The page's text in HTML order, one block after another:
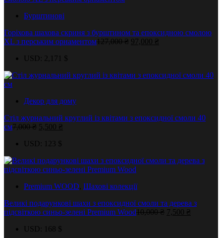
на
Бурштинові
Горіхова шахова скриня з бурштином та епоксидною смолою
XL з перським орнаментом127,000₴ Оригінальна
97,000 ₴
USD: 2,171 $
Декор для дому
Стіл журнальний круглий із квітами з епоксидної смоли 40
см7,000₴ Оригінальна
7,000 ₴.
5,500 ₴
USD: 123 $
Premium WOOD Шахові колекції
Великі подарункові шахи з епоксидної смоли та дерева з
підсвіткою синьо-зелені Premium Wood10,000₴ Оригінальна
7,500 ₴
USD: 168 $